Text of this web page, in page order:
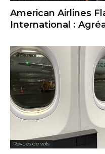
American Airlines
International :
Revues de vols